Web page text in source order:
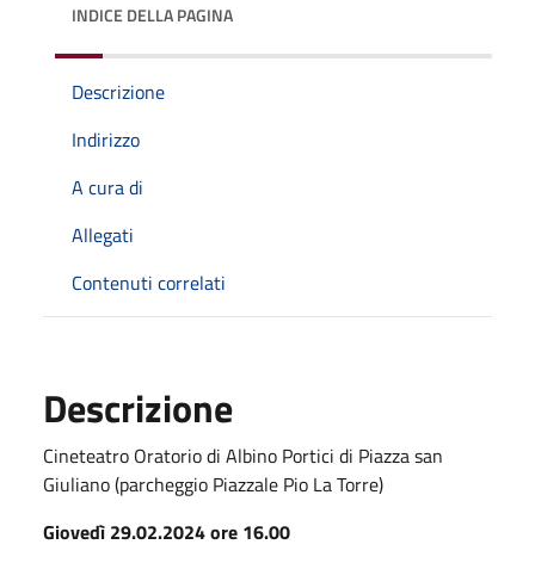
INDICE DELLA PAGINA
Descrizione
Indirizzo
A cura di
Allegati
Contenuti correlati
Descrizione
Cineteatro Oratorio di Albino Portici di Piazza san
Giuliano (parcheggio Piazzale Pio La Torre)
Giovedì 29.02.2024 ore 16.00